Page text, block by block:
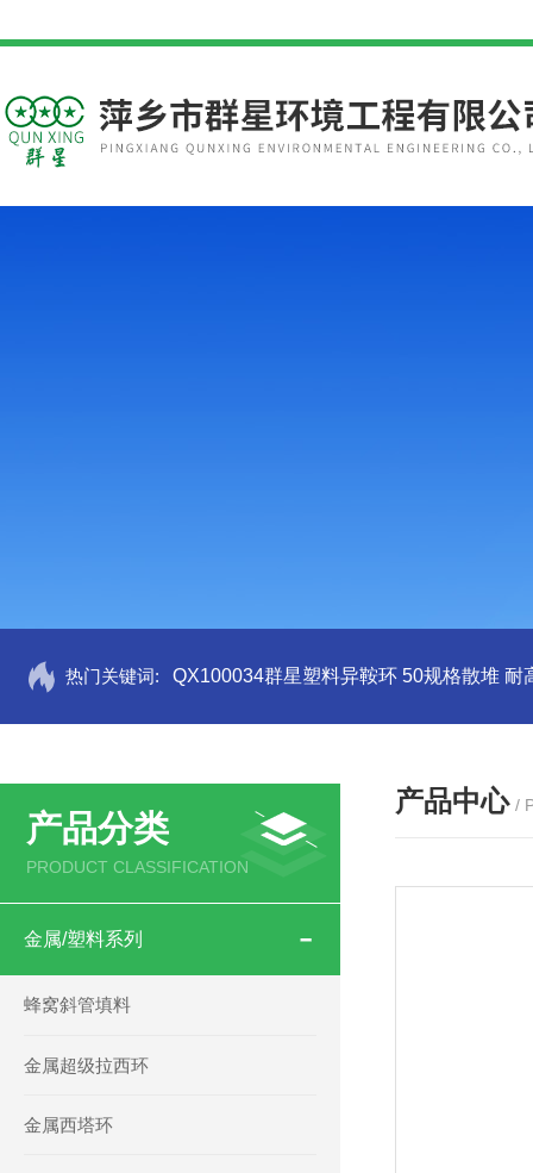
热门关键词: QX100034群星塑料异鞍环 50规格散堆 耐
产品分类
PRODUCT CLASSIFICATION
金属/塑料系列
蜂窝斜管填料
金属超级拉西环
金属西塔环
产品中心 /